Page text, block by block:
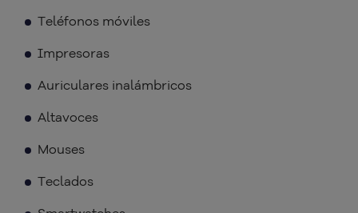
Teléfonos móviles
Impresoras
Auriculares inalámbricos
Altavoces
Mouses
Teclados